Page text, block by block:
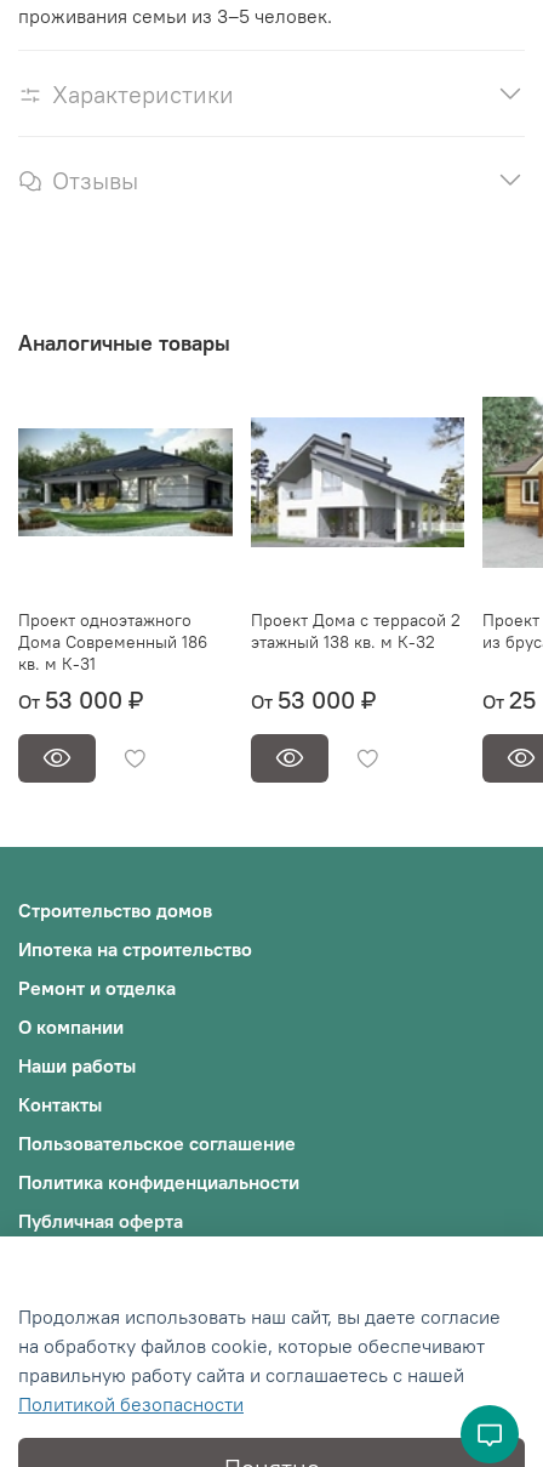
проживания семьи из 3–5 человек.
Характеристики
Отзывы
Аналогичные товары
Проект одноэтажного
Дома Современный 186
кв. м К-31
От 53 000 ₽
Проект Дома с террасой 2
этажный 138 кв. м К-32
От 53 000 ₽
из
От 25
Строительство домов
Ипотека на строительство
Ремонт и отделка
О компании
Наши работы
Контакты
Пользовательское соглашение
Политика конфиденциальности
Публичная оферта
© 2009-2025, ООО "ЭКОЖИЛЬЕ"
ИНН: 0242012245/ОГРН: 1190280018598
Сделано в Хезар
Продолжая использовать наш сайт, вы даете согласие
на обработку файлов cookie, которые обеспечивают
правильную работу сайта и соглашаетесь с нашей
Политикой безопасности